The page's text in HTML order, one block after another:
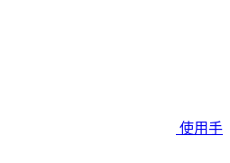
使用手